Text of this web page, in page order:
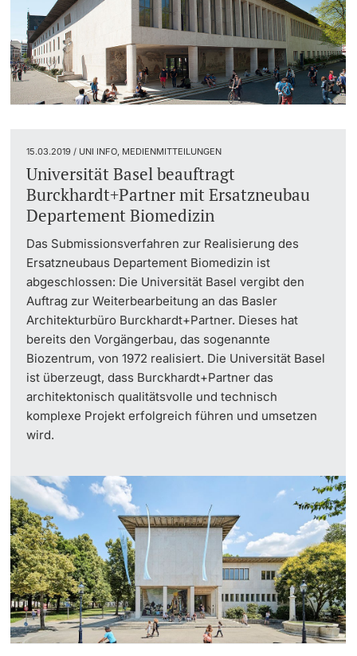
15.03.2019 / UNI INFO, MEDIENMITTEILUNGEN
Universität Basel beauftragt
Burckhardt+Partner mit Ersatzneubau
Departement Biomedizin
Das Submissionsverfahren zur Realisierung des
Ersatzneubaus Departement Biomedizin ist
abgeschlossen: Die Universität Basel vergibt den
Auftrag zur Weiterbearbeitung an das Basler
Architekturbüro Burckhardt+Partner. Dieses hat
bereits den Vorgängerbau, das sogenannte
Biozentrum, von 1972 realisiert. Die Universität Basel
ist überzeugt, dass Burckhardt+Partner das
architektonisch qualitätsvolle und technisch
komplexe Projekt erfolgreich führen und umsetzen
wird.